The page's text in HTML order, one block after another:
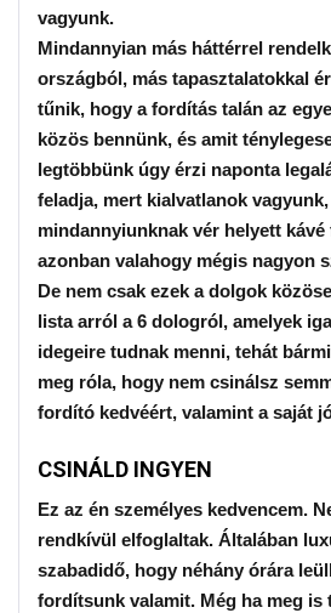
vagyunk.
Mindannyian más háttérrel
országból, más tapasztalatokkal
tűnik, hogy a fordítás talán az
közös bennünk, és amit
legtöbbünk úgy érzi naponta
feladja, mert kialvatlanok
mindannyiunknak vér helyett
azonban valahogy mégis nagyon
De nem csak ezek a dolgok
lista arról a 6 dologról, amelyek
idegeire tudnak menni, tehát
meg róla, hogy nem csinálsz
fordító kedvéért, valamint a saját
CSINÁLD INGYEN
Ez az én személyes kedvencem.
rendkívül elfoglaltak. Általában
szabadidő, hogy néhány órára
fordítsunk valamit. Még ha meg is